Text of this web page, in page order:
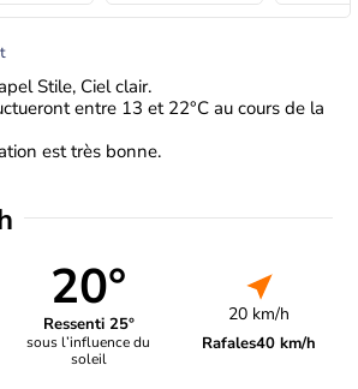
Stile, Ciel clair.
entre 13 et 22°C au cours de la
est très bonne.
20°
Ressenti 25°
sous l’influence du
soleil
20 km/h
Rafales40 km/h